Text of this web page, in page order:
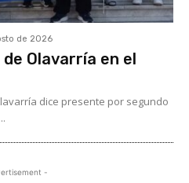
de 2026
Olavarría en el
dice presente por segundo
-